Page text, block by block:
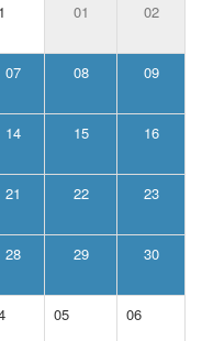
01 02
07 08 09
14 15 16
21 22 23
28 29 30
05 06